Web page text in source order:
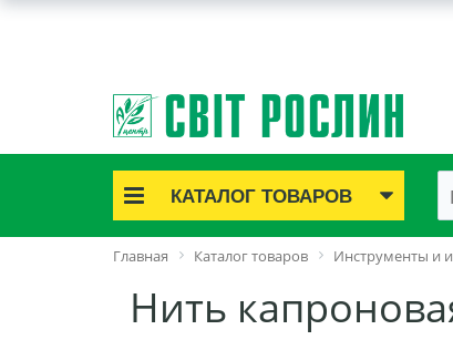
КАТАЛОГ ТОВАРОВ
Акционные товары
Саженцы роз
Саженцы плодово-ягодные
Главная Каталог товаров Инструменты и
Нить